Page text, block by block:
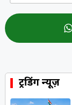
ट्रेंडिंग न्यूज़